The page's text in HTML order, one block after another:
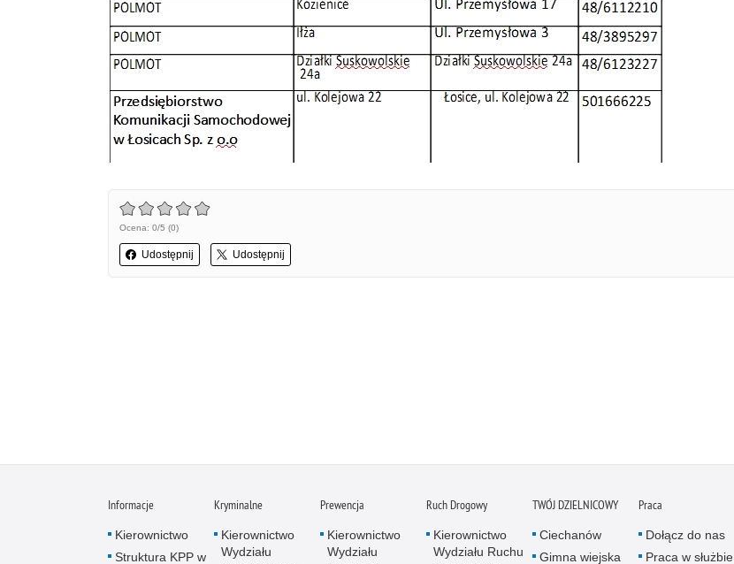
Ocena: 0/5 (0)
Udostępnij Udostępnij
Informacje
Kierownictwo
Struktura KPP w
Kryminalne
Kierownictwo
Wydziału
Prewencja
Kierownictwo
Wydziału
Ruch Drogowy
Kierownictwo
Wydziału Ruchu
TWÓJ DZIELNICOWY
Ciechanów
Gimna wiejska
Praca
Dołącz do nas
Praca w służbie